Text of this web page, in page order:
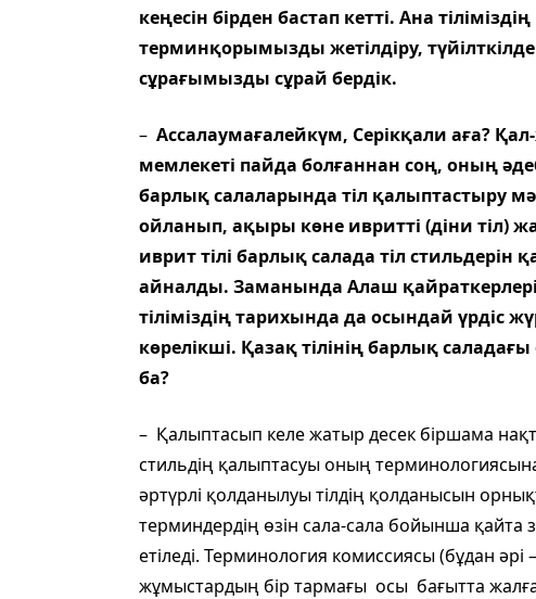
кеңесін бірден бастап кетті. Ана
терминқорымызды жетілдіру,
сұрағымызды сұрай бердік.
– Ассалаумағалейкүм, Серікқали аға?
мемлекеті пайда болғаннан соң, оның
барлық салаларында тіл қалыптастыру
ойланып, ақыры көне ивритті (діни тіл)
иврит тілі барлық салада тіл стильдерін
айналды. Заманында Алаш
тіліміздің тарихында да осындай үрдіс
көрелікші. Қазақ тілінің барлық
ба?
– Қалыптасып келе жатыр десек біршама
стильдің қалыптасуы оның
әртүрлі қолданылуы тілдің қолданысын
терминдердің өзін сала-сала бойынша қайта
етіледі. Терминология комиссиясы (бұдан
жұмыстардың бір тармағы осы бағытта